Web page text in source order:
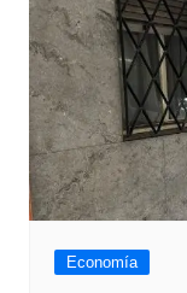
Economía